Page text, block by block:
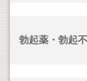
勃起薬・勃起